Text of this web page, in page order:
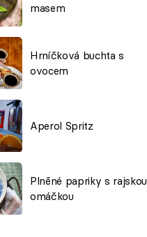
masem
Hrníčková buchta s
ovocem
Aperol Spritz
Plněné papriky s rajskou
omáčkou